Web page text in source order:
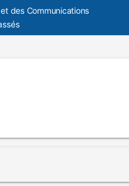
des Communications